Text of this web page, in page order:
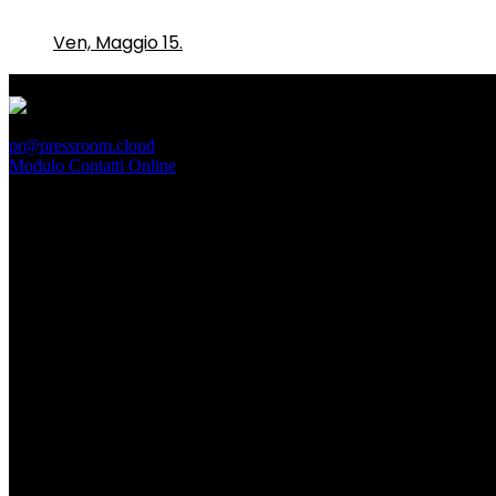
Ven, Maggio 15.
pr@pressroom.cloud
Modulo Contatti Online